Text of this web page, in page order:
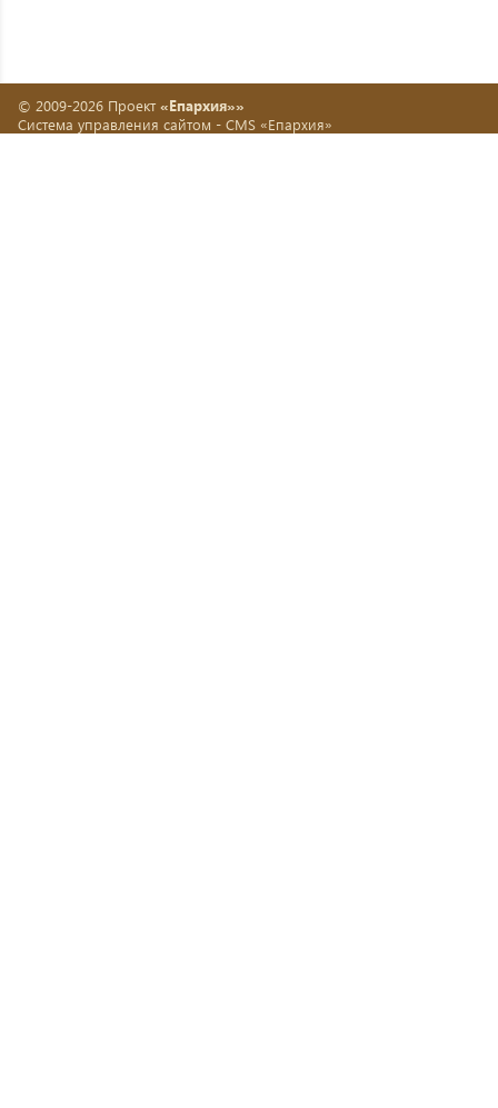
© 2009-2026 Проект «Епархия»»
Система управления сайтом - CMS «Епархия»